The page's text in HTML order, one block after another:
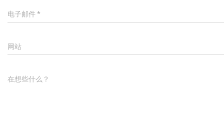
电子邮件 *
网站
在想些什么？